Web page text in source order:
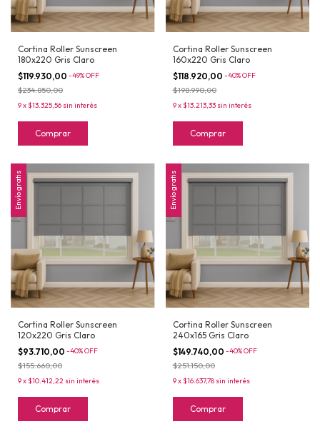
Cortina Roller Sunscreen
180x220 Gris Claro
$119.930,00 -49%OFF
$234.850,00
9x$13.325,56 sin interés
Comprar
Cortina Roller Sunscreen
160x220 Gris Claro
$118.920,00 -40%OFF
$198.990,00
9x$13.213,33 sin interés
Comprar
Envío gratis
Cortina Roller Sunscreen
120x220 Gris Claro
$93.710,00 -40%OFF
$155.660,00
9x$10.412,22 sin interés
Comprar
Envío gratis
Cortina Roller Sunscreen
240x165 Gris Claro
$149.740,00 -40%OFF
$251.150,00
9x$16.637,78 sin interés
Comprar